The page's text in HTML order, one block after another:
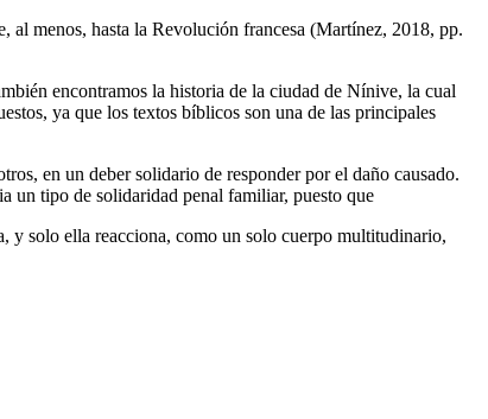
al menos, hasta la Revolución francesa (Martínez, 2018, pp.
encontramos la historia de la ciudad de Nínive, la cual
ya que los textos bíblicos son una de las principales
en un deber solidario de responder por el daño causado.
un tipo de solidaridad penal familiar, puesto que
solo ella reacciona, como un solo cuerpo multitudinario,